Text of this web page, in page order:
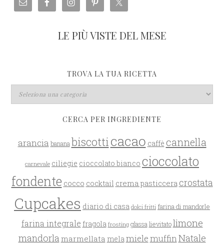
LE PIÙ VISTE DEL MESE
TROVA LA TUA RICETTA
CERCA PER INGREDIENTE
arancia banana biscotticacao caffè cannella
carnevale ciliegie cioccolato bianco cioccolato
fondente cocco cocktail crema pasticcera crostata
Cupcakes diario di casa dolci fritti farina di mandorle
farina integrale fragola frosting glassa lievitato limone
mandorla marmellata melamielemuffin Natale